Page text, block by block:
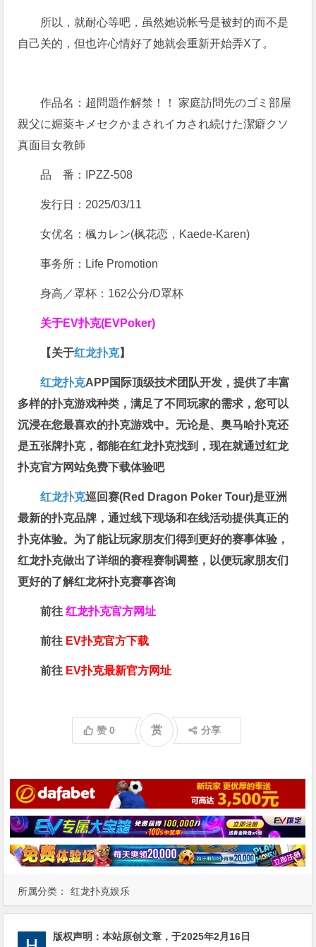
所属分类： 红龙扑克娱乐
所以，就耐心等吧，虽然她说帐号是被封的而不是
自己关的，但也许心情好了她就会重新开始弄X了。
作品名：超問題作解禁！！ 家庭訪問先のゴミ部屋
親父に媚薬キメセクかまされイカされ続けた潔癖クソ
真面目女教師
品 番： IPZZ-508
发行日：2025/03/11
女优名：楓カレン(枫花恋，Kaede-Karen)
事务所：Life Promotion
身高／罩杯：162公分/D罩杯
关于EV扑克(EVPoker)
【关于红龙扑克】
红龙扑克APP国际顶级技术团队开发，提供了丰富
多样的扑克游戏种类，满足了不同玩家的需求，您可以
沉浸在您最喜欢的扑克游戏中。无论是、奥马哈扑克还
是五张牌扑克，都能在红龙扑克找到，现在就通过红龙
扑克官方网站免费下载体验吧
红龙扑克巡回赛​(Red Dragon Poker Tour)是亚洲
最新的扑克品牌，通过线下现场和在线活动提供真正的
扑克体验。为了能让玩家朋友们得到更好的赛事体验，
红龙扑克做出了详细的赛程赛制调整，以便玩家朋友们
更好的了解红龙杯扑克赛事咨询
前往红龙扑克官方网址
前往 EV扑克官方下载
前往 EV扑克最新官方网址
赞0 赏 分享
版权声明：本站原创文章，于2025年2月16日